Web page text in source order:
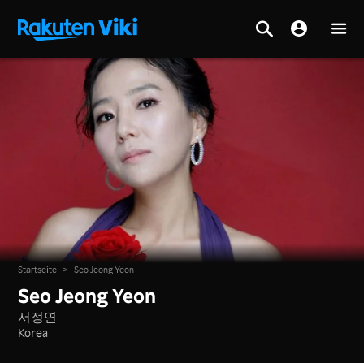
Startseite > Seo Jeong Yeon
Seo Jeong Yeon
서정연
Korea